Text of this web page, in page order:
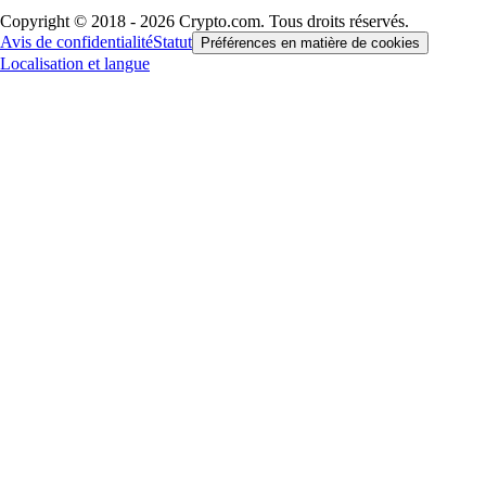
Copyright © 2018 - 2026 Crypto.com. Tous droits réservés.
Avis de confidentialitéStatut Préférences en matière de cookies
Localisation et langue